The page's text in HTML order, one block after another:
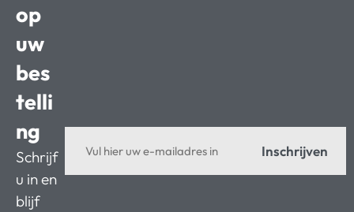
op
uw
bes
telli
ng
Schrijf
u in en
blijf
Inschrijven